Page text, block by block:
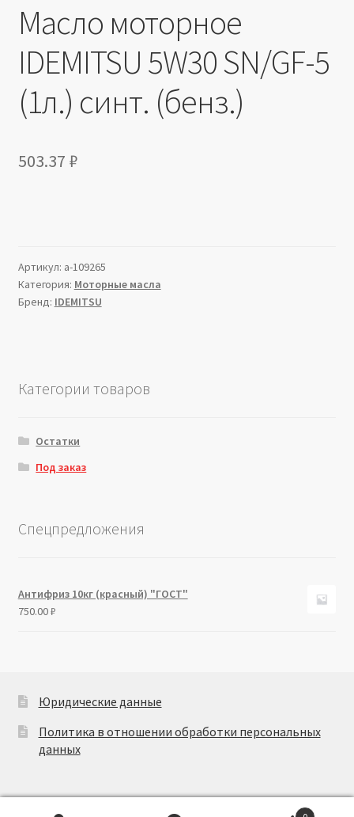
Масло моторное
IDEMITSU 5W30 SN/GF-5
(1л.) синт. (бенз.)
503.37 ₽
Артикул: a-109265
Категория: Моторные масла
Бренд: IDEMITSU
Категории товаров
Остатки
Под заказ
Спецпредложения
Антифриз 10кг (красный) "ГОСТ"
750.00₽
Юридические данные
Политика в отношении обработки персональных
данных